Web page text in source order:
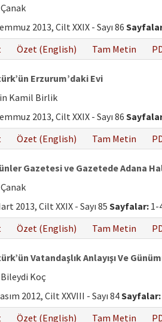
2013, Cilt XXIX - Sayı 86
Özet (English) Tam Metin
Erzurum’daki Evi
Kamil Birlik
2013, Cilt XXIX - Sayı 86
Özet (English) Tam Metin
Gazetesi ve Gazetede Adana
2013, Cilt XXIX - Sayı 85 Sayfalar: 1-
Özet (English) Tam Metin
Vatandaşlık Anlayışı Ve
Koç
2012, Cilt XXVIII - Sayı 84Sayfalar:
Özet (English) Tam Metin